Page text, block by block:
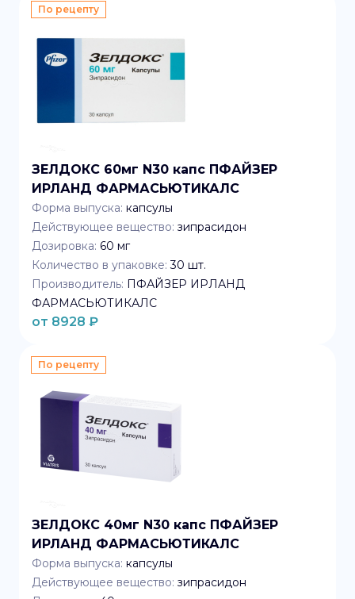
По рецепту
ЗЕЛДОКС 60мг N30 капс ПФАЙЗЕР
ИРЛАНД ФАРМАСЬЮТИКАЛС
Форма выпуска: капсулы
Действующее вещество: зипрасидон
Дозировка: 60 мг
Количество в упаковке: 30 шт.
Производитель: ПФАЙЗЕР ИРЛАНД
ФАРМАСЬЮТИКАЛС
от 8928 ₽
По рецепту
ЗЕЛДОКС 40мг N30 капс ПФАЙЗЕР
ИРЛАНД ФАРМАСЬЮТИКАЛС
Форма выпуска: капсулы
Действующее вещество: зипрасидон